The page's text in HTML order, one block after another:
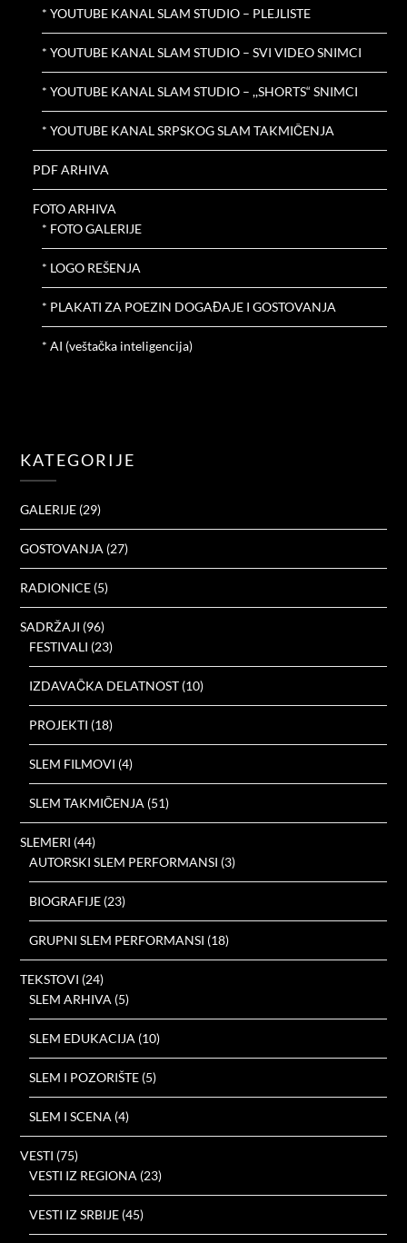
* YOUTUBE KANAL SLAM STUDIO – PLEJLISTE
* YOUTUBE KANAL SLAM STUDIO – SVI VIDEO SNIMCI
* YOUTUBE KANAL SLAM STUDIO – ,,SHORTS“ SNIMCI
* YOUTUBE KANAL SRPSKOG SLAM TAKMIČENJA
PDF ARHIVA
FOTO ARHIVA
* FOTO GALERIJE
* LOGO REŠENJA
* PLAKATI ZA POEZIN DOGAĐAJE I GOSTOVANJA
* AI (veštačka inteligencija)
KATEGORIJE
GALERIJE (29)
GOSTOVANJA (27)
RADIONICE (5)
SADRŽAJI (96)
FESTIVALI (23)
IZDAVAČKA DELATNOST (10)
PROJEKTI (18)
SLEM FILMOVI (4)
SLEM TAKMIČENJA (51)
SLEMERI (44)
AUTORSKI SLEM PERFORMANSI (3)
BIOGRAFIJE (23)
GRUPNI SLEM PERFORMANSI (18)
TEKSTOVI (24)
SLEM ARHIVA (5)
SLEM EDUKACIJA (10)
SLEM I POZORIŠTE (5)
SLEM I SCENA (4)
VESTI (75)
VESTI IZ REGIONA (23)
VESTI IZ SRBIJE (45)